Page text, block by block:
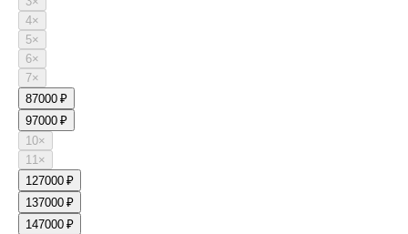
4×
5×
6×
7×
87000 ₽
97000 ₽
10×
11×
127000 ₽
137000 ₽
147000 ₽